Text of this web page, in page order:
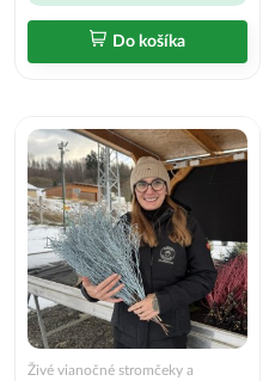
Do košíka
Živé vianočné stromčeky a